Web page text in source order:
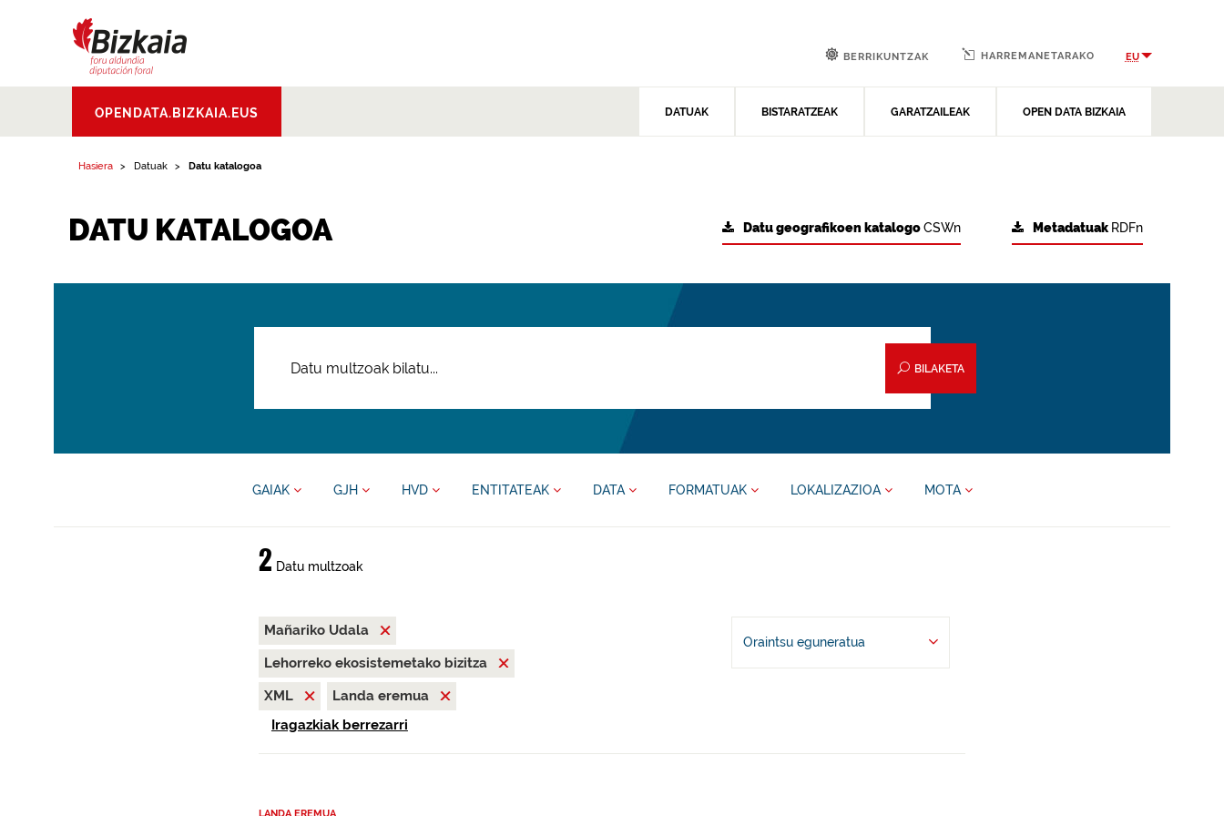
Aldundia.Diputacion
Foral de Bizkaia
OPENDATA.BIZKAIA.EUS DATUAK BISTARATZEAK GARATZAILEAK OPEN DATA BIZKAIA
BERRIKUNTZAK HARREMANETARAKO EU
Hasiera Datuak Datu katalogoa
DATU KATALOGOA Metadatuak RDFn
Datu geografikoen katalogoCSWn
BILAKETA
GAIAK GJH HVD ENTITATEAK DATA FORMATUAK LOKALIZAZIOA MOTA
2 Datu multzoak
Mañariko Udala
Lehorreko ekosistemetako bizitza
XML
Landa eremua
Iragazkiak berrezarri
Oraintsu eguneratua